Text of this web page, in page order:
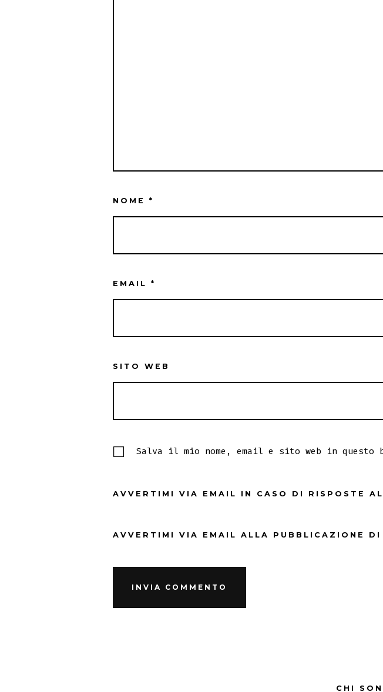
NOME *
EMAIL *
SITO WEB
Salva il mio nome, email e sito web in questo
AVVERTIMI VIA EMAIL IN CASO DI RISPOSTE
AVVERTIMI VIA EMAIL ALLA PUBBLICAZIONE DI
CHI